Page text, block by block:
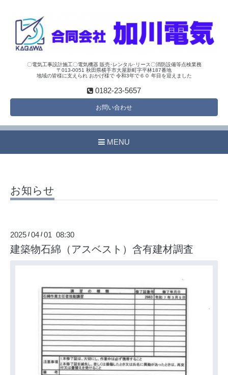
〇電気工事設計施工〇電気機器 販売･レンタル･リース〇消防設備等点検業務
〒013-0051 秋田県横手市大屋新町字平林187番地
地域の皆様に支えられ おかげ様で 令和3年で６０ 年目を迎えました
0182-23-5657
お問い合わせ
MENU
お知らせ
2025 /04 /01 08:30
建築物石綿（アスベスト）含有建材調査